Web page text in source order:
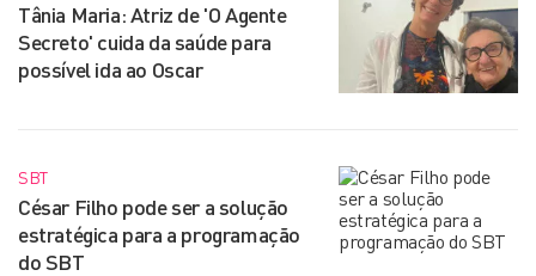
Tânia Maria: Atriz de 'O Agente
Secreto' cuida da saúde para
possível ida ao Oscar
SBT
César Filho pode ser a solução
estratégica para a programação
do SBT